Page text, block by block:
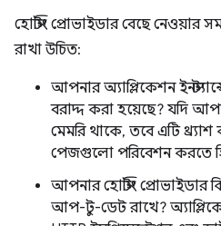
হোস্টিং প্রোভাইডার বেছে
রাখা উচিত:
আপনার অ্যাপ্লিকেশন
বরাদ্দ করা হয়েছে? যদি
মেমরি থাকে, তবে এটি
পেজগুলো পরিবেশন করতে
আপনার হোস্টিং প্রোভাইডার
আপ-টু-ডেট রাখে?